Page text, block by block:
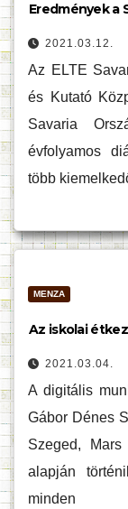
Eredmények a
2021.03.12.
Az ELTE
és Kutató
Savaria
évfolyamos
több
MENZA
Az iskolai
2021.03.04.
A digitális
Gábor Dénes
Szeged,
alapján
minden